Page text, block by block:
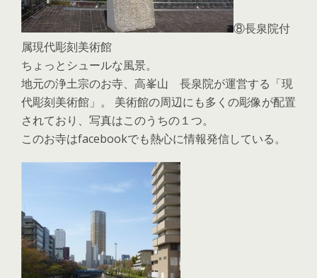
⑧長泉院付
属現代彫刻美術館
ちょっとシュールな風景。
地元の浄土宗のお寺、高峯山 長泉院が運営する「現
代彫刻美術館」。 美術館の周辺にも多くの彫像が配置
されており、写真はこのうちの１つ。
このお寺はfacebookでも熱心に情報発信している。